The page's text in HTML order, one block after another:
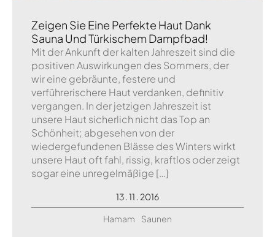
Zeigen Sie Eine Perfekte Haut Dank
Sauna Und Türkischem Dampfbad!
Mit der Ankunft der kalten Jahreszeit sind die
positiven Auswirkungen des Sommers, der
wir eine gebräunte, festere und
verführerischere Haut verdanken, definitiv
vergangen. In der jetzigen Jahreszeit ist
unsere Haut sicherlich nicht das Top an
Schönheit; abgesehen von der
wiedergefundenen Blässe des Winters wirkt
unsere Haut oft fahl, rissig, kraftlos oder zeigt
sogar eine unregelmäßige […]
13 . 11 . 2016
Hamam
Saunen